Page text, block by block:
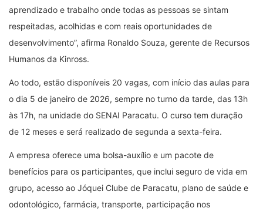
aprendizado e trabalho onde todas as pessoas se sintam
respeitadas, acolhidas e com reais oportunidades de
desenvolvimento”, afirma Ronaldo Souza, gerente de Recursos
Humanos da Kinross.
Ao todo, estão disponíveis 20 vagas, com início das aulas para
o dia 5 de janeiro de 2026, sempre no turno da tarde, das 13h
às 17h, na unidade do SENAI Paracatu. O curso tem duração
de 12 meses e será realizado de segunda a sexta-feira.
A empresa oferece uma bolsa-auxílio e um pacote de
benefícios para os participantes, que inclui seguro de vida em
grupo, acesso ao Jóquei Clube de Paracatu, plano de saúde e
odontológico, farmácia, transporte, participação nos